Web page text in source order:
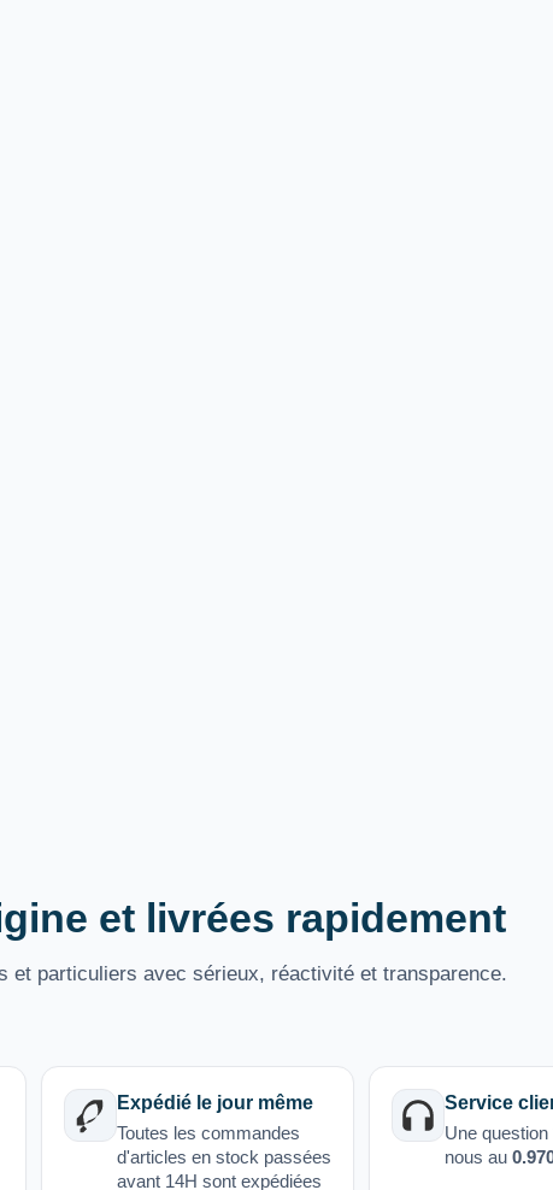
et livrées rapidement
et particuliers avec sérieux, réactivité et transparence.
Expédié le jour même
Toutes les commandes
d'articles en stock passées
avant 14H sont expédiées
Service
Une
nous au